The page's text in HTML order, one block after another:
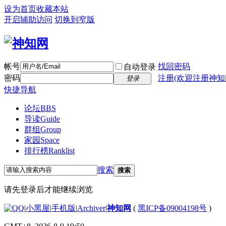
设为首页收藏本站
开启辅助访问 切换到窄版
帐号 自动登录 找回密码
密码
登录
注册(欢迎注册神
快捷导航
论坛BBS
导读Guide
群组Group
家园 Space
排行榜Ranklist
搜索 搜索
请先登录后才能继续浏览
|小黑屋|手机版|Archiver|神知网 ( 黑ICP备09004198号 )